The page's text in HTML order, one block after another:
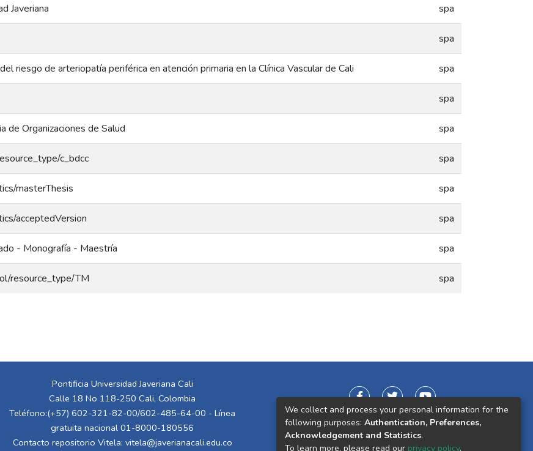
Javeriana spa
spa
riesgo de arteriopatía periférica en atención primaria en la Clínica Vascular de Cali spa
spa
de Organizaciones de Salud spa
c_bdcc spa
masterThesis spa
acceptedVersion spa
- Monografía - Maestría spa
resource_type/TM spa
Pontificia Universidad Javeriana Cali
Calle 18 No 118-250 Cali, Colombia
Teléfono:(+57) 602-321-82-00/602-485-64-00 - Línea
gratuita nacional 01-8000-180556
Contacto repositorio Vitela: vitela@javerianacali.edu.co
We collect and process your personal information for the
following purposes: Authentication, Preferences,
Acknowledgement and Statistics.
To learn more, please read our privacy policy.